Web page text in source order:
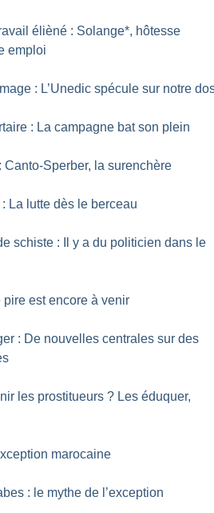
élièné : Solange*, hôtesse
emploi
: L’Unedic spécule sur notre
: La campagne bat son plein
Canto-Sperber, la surenchère
La lutte dès le berceau
schiste : Il y a du politicien dans le
pire est encore à venir
: De nouvelles centrales sur des
les prostitueurs ? Les éduquer,
marocaine
: le mythe de l’exception